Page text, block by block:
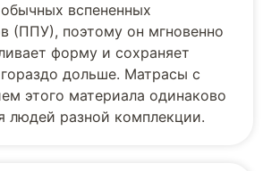
вспененных
(ППУ), поэтому он мгновенно
форму и сохраняет
дольше. Матрасы с
этого материала одинаково
людей разной комплекции.